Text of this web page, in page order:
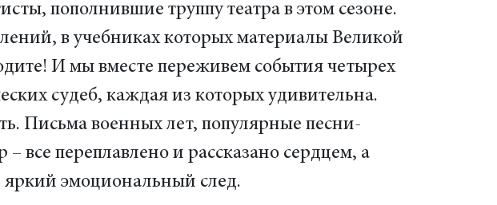
пополнившие труппу театра в этом сезоне.
в учебниках которых материалы Великой
И мы вместе переживем события четырех
судеб, каждая из которых удивительна.
Письма военных лет, популярные песни-
все переплавлено и рассказано сердцем, а
яркий эмоциональный след.